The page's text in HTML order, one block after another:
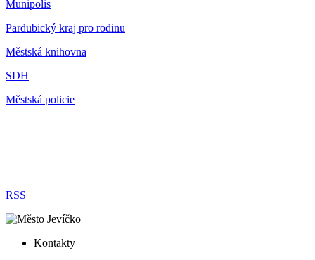
Munipolis
Pardubický kraj pro rodinu
Městská knihovna
SDH
Městská policie
RSS
Kontakty